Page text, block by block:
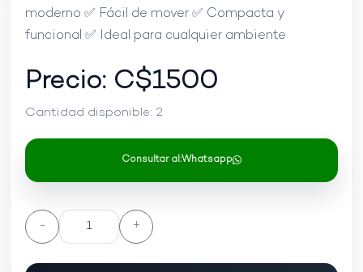
moderno ✅ Fácil de mover ✅ Compacta y
funcional ✅ Ideal para cualquier ambiente
Precio: C$1500
Cantidad disponible: 2
Consultar al:Whatsapp
- +